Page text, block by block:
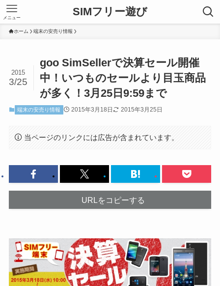
SIMフリー遊び
メニュー
ホーム 端末の安売り情報
goo SimSellerで決算セール開催
中！いつものセールより目玉商品
が多く！3月25日9:59まで
2015
3/25
端末の安売り情報 2015年3月18日 2015年3月25日
当ページのリンクには広告が含まれています。
URLをコピーする